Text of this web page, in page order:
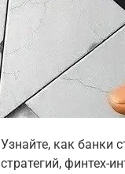
Узнайте, как банки
стратегий, финтех-